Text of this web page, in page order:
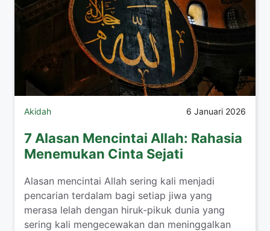
Akidah 6 Januari 2026
7 Alasan Mencintai Allah: Rahasia
Menemukan Cinta Sejati
Alasan mencintai Allah sering kali menjadi
pencarian terdalam bagi setiap jiwa yang
merasa lelah dengan hiruk-pikuk dunia yang
sering kali mengecewakan dan meninggalkan